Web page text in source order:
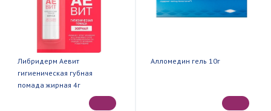
Либридерм Аевит
гигиеническая губная
помада жирная 4г
Алломедин гель 10г